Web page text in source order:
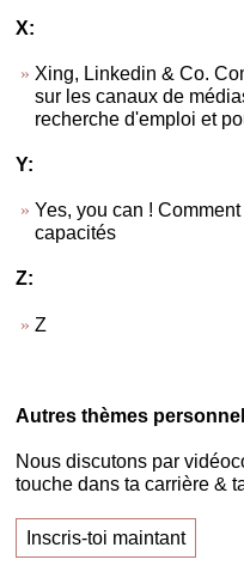
X:
Xing, Linkedin & Co.
sur les canaux de
recherche d'emploi et
Y:
Yes, you can !
capacités
Z:
Z
Autres thèmes
Nous discutons par
touche dans ta carrière &
Inscris-toi maintant